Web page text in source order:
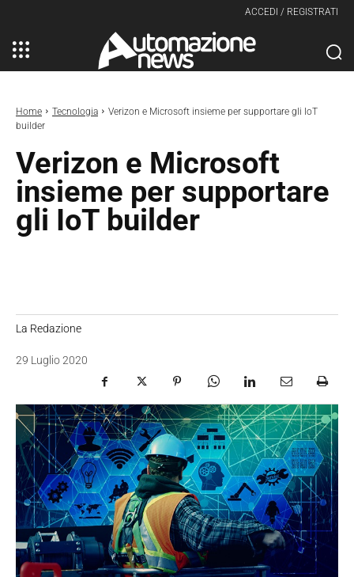
ACCEDI / REGISTRATI
Home Tecnologia
Verizon e Microsoft insieme per supportare gli IoT
builder
Verizon e Microsoft
insieme per supportare
gli IoT builder
La Redazione
29 Luglio 2020